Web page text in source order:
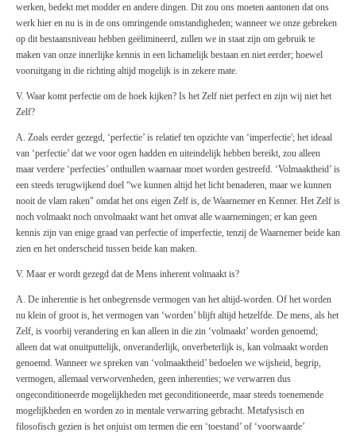
werken, bedekt met modder en andere dingen. Dit zou ons moeten aantonen dat ons
werk hier en nu is in de ons omringende omstandigheden; wanneer we onze gebreken
op dit bestaansniveau hebben geëlimineerd, zullen we in staat zijn om gebruik te
maken van onze innerlijke kennis in een lichamelijk bestaan en niet eerder; hoewel
vooruitgang in die richting altijd mogelijk is in zekere mate.
V. Waar komt perfectie om de hoek kijken? Is het Zelf niet perfect en zijn wij niet het
Zelf?
A. Zoals eerder gezegd, ‘perfectie’ is relatief ten opzichte van ‘imperfectie'; het ideaal
van ‘perfectie’ dat we voor ogen hadden en uiteindelijk hebben bereikt, zou alleen
maar verdere ‘perfecties’ onthullen waarnaar moet worden gestreefd. ‘Volmaaktheid’ is
een steeds terugwijkend doel “we kunnen altijd het licht benaderen, maar we kunnen
nooit de vlam raken" omdat het ons eigen Zelf is, de Waarnemer en Kenner. Het Zelf is
noch volmaakt noch onvolmaakt want het omvat alle waarnemingen; er kan geen
kennis zijn van enige graad van perfectie of imperfectie, tenzij de Waarnemer beide kan
zien en het onderscheid tussen beide kan maken.
V. Maar er wordt gezegd dat de Mens inherent volmaakt is?
A. De inherentie is het onbegrensde vermogen van het altijd-worden. Of het worden
nu klein of groot is, het vermogen van ‘worden’ blijft altijd hetzelfde. De mens, als het
Zelf, is voorbij verandering en kan alleen in die zin ‘volmaakt’ worden genoemd;
alleen dat wat onuitputtelijk, onveranderlijk, onverbeterlijk is, kan volmaakt worden
genoemd. Wanneer we spreken van ‘volmaaktheid’ bedoelen we wijsheid, begrip,
vermogen, allemaal verworvenheden, geen inherenties; we verwarren dus
ongeconditioneerde mogelijkheden met geconditioneerde, maar steeds toenemende
mogelijkheden en worden zo in mentale verwarring gebracht. Metafysisch en
filosofisch gezien is het onjuist om termen die een ‘toestand’ of ‘voorwaarde’